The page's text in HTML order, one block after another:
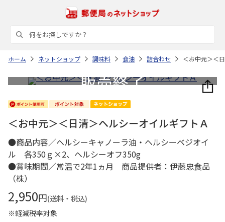
ホーム ネットショップ 調味料 食油 詰合わせ ＜お中元＞＜
＜お中元＞＜日清＞ヘルシーオイルギフトＡ
●商品内容／ヘルシーキャノーラ油・ヘルシーベジオイ
ル 各350ｇ×2、ヘルシーオフ350g
●賞味期間／常温で2年1ヵ月 商品提供者：伊藤忠食品
（株）
2,950円(送料・税込)
※軽減税率対象